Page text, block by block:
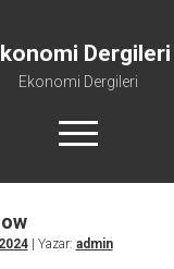
Dergileri
Ekonomi Dergileri
menüyü
aç
| Yazar: admin